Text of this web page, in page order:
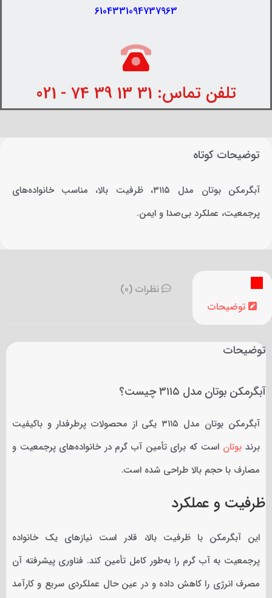
6104331094737963
تلفن تماس: 31 13 39 74 - 021
توضیحات کوتاه
آبگرمکن بوتان مدل ۳۱۱۵، ظرفیت بالا، مناسب خانواده‌های
پرجمعیت، عملکرد بی‌صدا و ایمن.
توضیحات
نظرات (0)
توضیحات
آبگرمکن بوتان مدل ۳۱۱۵ چیست؟
آبگرمکن بوتان مدل ۳۱۱۵ یکی از محصولات پرطرفدار و باکیفیت
برند بوتان است که برای تأمین آب گرم در خانواده‌های پرجمعیت و
مصارف با حجم بالا طراحی شده است.
ظرفیت و عملکرد
این آبگرمکن با ظرفیت بالا، قادر است نیازهای یک خانواده
پرجمعیت به آب گرم را به‌طور کامل تأمین کند. فناوری پیشرفته آن
مصرف انرژی را کاهش داده و در عین حال عملکردی سریع و کارآمد